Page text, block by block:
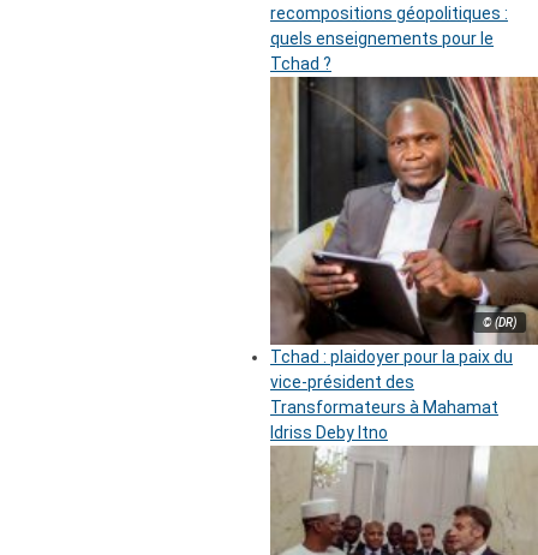
recompositions géopolitiques :
quels enseignements pour le
Tchad ?
© (DR)
Tchad : plaidoyer pour la paix du
vice-président des
Transformateurs à Mahamat
Idriss Deby Itno